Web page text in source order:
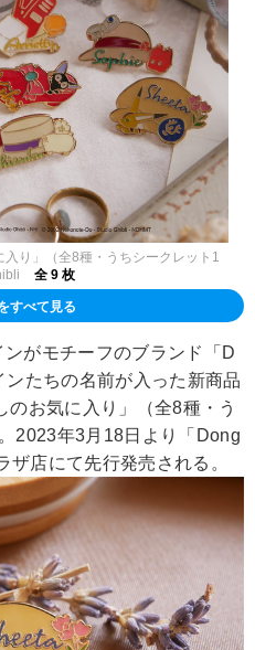
入り」（全8種・うちシークレット1
全 9 枚
すべて見る
がモチーフのブランド「D
たちの名前が入った新商品
のお気に入り」（全8種・う
2023年3月18日より「Dong
店にて先行発売される。